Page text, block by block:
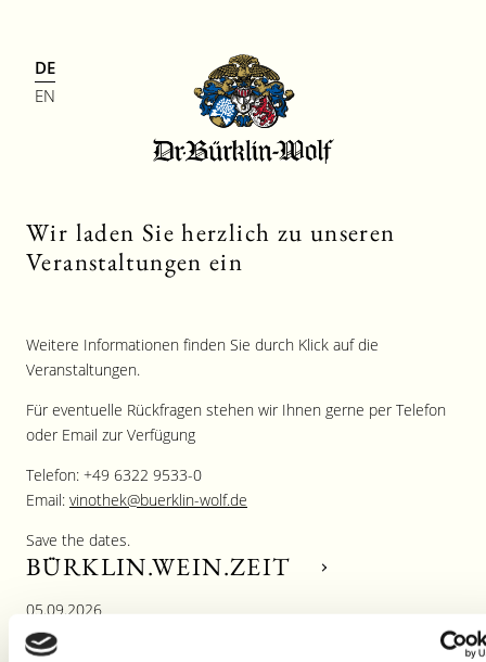
DE
EN
Wir laden Sie herzlich zu unseren
Veranstaltungen ein
Weitere Informationen finden Sie durch Klick auf die
Veranstaltungen.
Für eventuelle Rückfragen stehen wir Ihnen gerne per Telefon
oder Email zur Verfügung
Telefon: +49 6322 9533-0
Email: vinothek@buerklin-wolf.de
Save the dates.
BÜRKLIN.WEIN.ZEIT
05.09.2026
Die letzte Bürklin.Wein.Zeit 2026 findet am 5. und 6. September